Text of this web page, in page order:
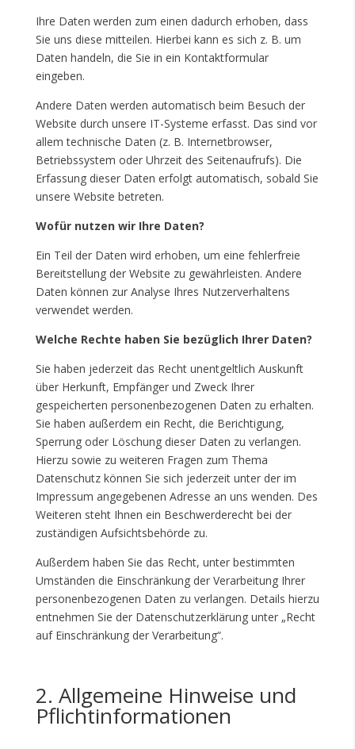
Ihre Daten werden zum einen dadurch erhoben, dass
Sie uns diese mitteilen. Hierbei kann es sich z. B. um
Daten handeln, die Sie in ein Kontaktformular
eingeben.
Andere Daten werden automatisch beim Besuch der
Website durch unsere IT-Systeme erfasst. Das sind vor
allem technische Daten (z. B. Internetbrowser,
Betriebssystem oder Uhrzeit des Seitenaufrufs). Die
Erfassung dieser Daten erfolgt automatisch, sobald Sie
unsere Website betreten.
Wofür nutzen wir Ihre Daten?
Ein Teil der Daten wird erhoben, um eine fehlerfreie
Bereitstellung der Website zu gewährleisten. Andere
Daten können zur Analyse Ihres Nutzerverhaltens
verwendet werden.
Welche Rechte haben Sie bezüglich Ihrer Daten?
Sie haben jederzeit das Recht unentgeltlich Auskunft
über Herkunft, Empfänger und Zweck Ihrer
gespeicherten personenbezogenen Daten zu erhalten.
Sie haben außerdem ein Recht, die Berichtigung,
Sperrung oder Löschung dieser Daten zu verlangen.
Hierzu sowie zu weiteren Fragen zum Thema
Datenschutz können Sie sich jederzeit unter der im
Impressum angegebenen Adresse an uns wenden. Des
Weiteren steht Ihnen ein Beschwerderecht bei der
zuständigen Aufsichtsbehörde zu.
Außerdem haben Sie das Recht, unter bestimmten
Umständen die Einschränkung der Verarbeitung Ihrer
personenbezogenen Daten zu verlangen. Details hierzu
entnehmen Sie der Datenschutzerklärung unter „Recht
auf Einschränkung der Verarbeitung“.
2. Allgemeine Hinweise und
Pflichtinformationen